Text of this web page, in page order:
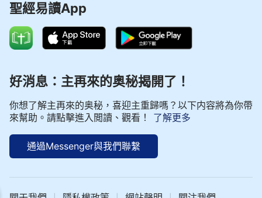
| 神話語朗誦 - 基督徒生活系列 選段450
聖經易讀App
好消息：主再來的奥秘揭開了！
你想了解主再來的奥秘，喜迎主重歸嗎？以下内容將為你帶
來幫助。請點擊進入閲讀、觀看！
了解更多
通過Messenger與我們聯繫